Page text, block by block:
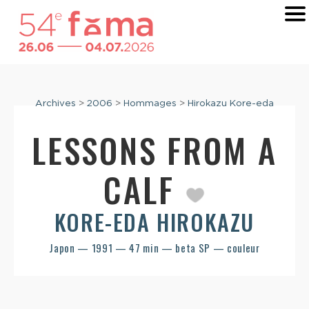
Archives > 2006 > Hommages > Hirokazu Kore-eda
LESSONS FROM A
CALF
KORE-EDA HIROKAZU
Japon — 1991 — 47 min — beta SP — couleur